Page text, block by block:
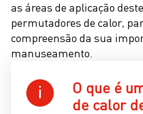
as áreas de aplicação
permutadores de calor,
compreensão da sua
manuseamento.
O que é
de calor